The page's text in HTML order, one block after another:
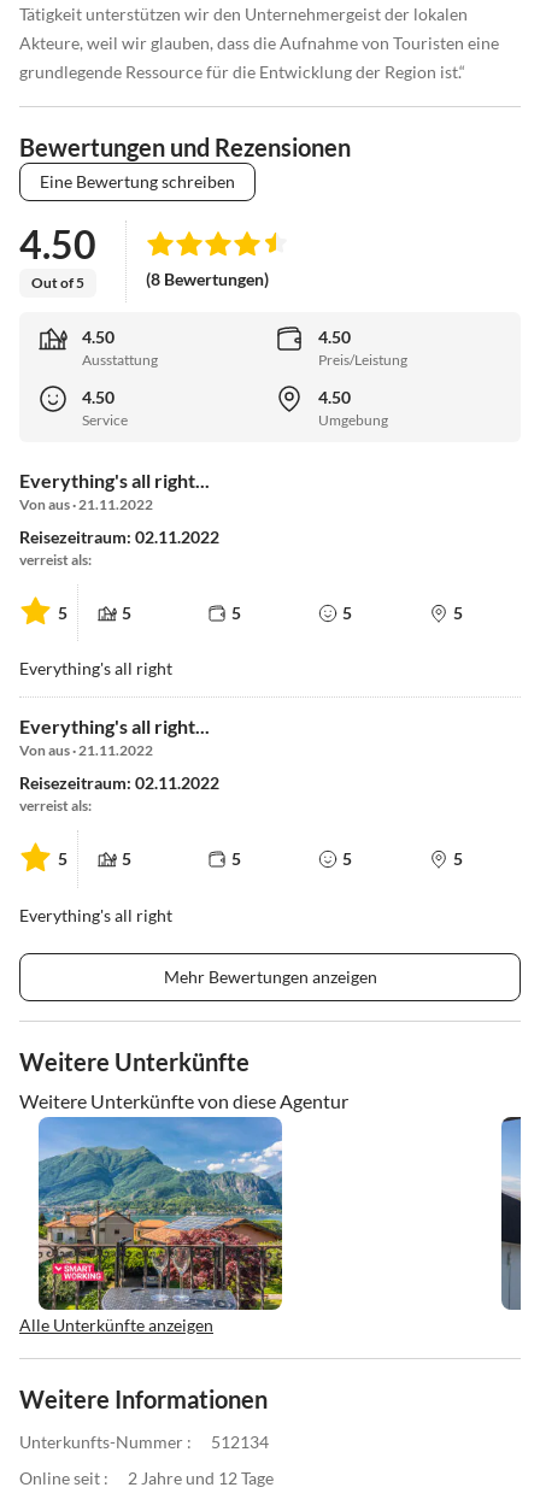
Tätigkeit unterstützen wir den Unternehmergeist der lokalen
Akteure, weil wir glauben, dass die Aufnahme von Touristen eine
grundlegende Ressource für die Entwicklung der Region ist.“
Bewertungen und Rezensionen
Eine Bewertung schreiben
4.50
Out of 5 (8 Bewertungen)
4.50
Ausstattung
4.50
Preis/Leistung
4.50
Service
4.50
Umgebung
Everything's all right...
Von aus · 21.11.2022
Reisezeitraum: 02.11.2022
verreist als:
5 5 5 5 5
Everything's all right
Everything's all right...
Von aus · 21.11.2022
Reisezeitraum: 02.11.2022
verreist als:
5 5 5 5 5
Everything's all right
Mehr Bewertungen anzeigen
Weitere Unterkünfte
Weitere Unterkünfte von diese Agentur
Alle Unterkünfte anzeigen
Weitere Informationen
Unterkunfts-Nummer :
512134
Online seit :
2 Jahre und 12 Tage